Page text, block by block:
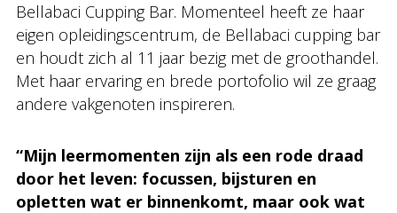
Bellabaci Cupping Bar. Momenteel heeft ze haar
eigen opleidingscentrum, de Bellabaci cupping bar
en houdt zich al 11 jaar bezig met de groothandel.
Met haar ervaring en brede portofolio wil ze graag
andere vakgenoten inspireren.
“Mijn leermomenten zijn als een rode draad
door het leven: focussen, bijsturen en
opletten wat er binnenkomt, maar ook wat